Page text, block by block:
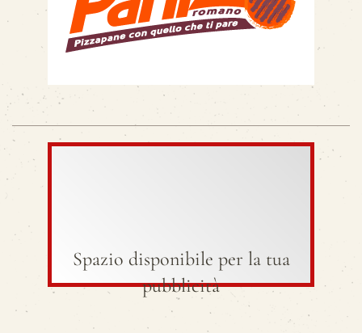
Spazio disponibile per la tua
pubblicità